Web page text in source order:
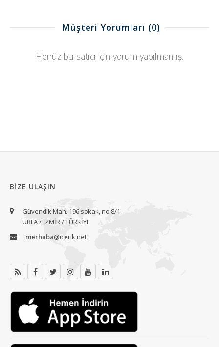
Müşteri Yorumları (0)
Henüz bu satıcı için yorum yapılmamış.
BIZE ULAŞIN
Güvendik Mah. 196 sokak, no:8/1
URLA / İZMİR / TÜRKİYE
merhaba@icerik.net